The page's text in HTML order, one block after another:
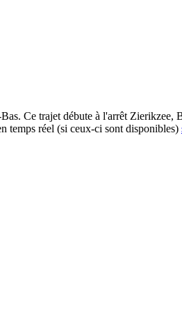
Ce trajet débute à l'arrêt
temps réel (si ceux-ci sont disponibles)